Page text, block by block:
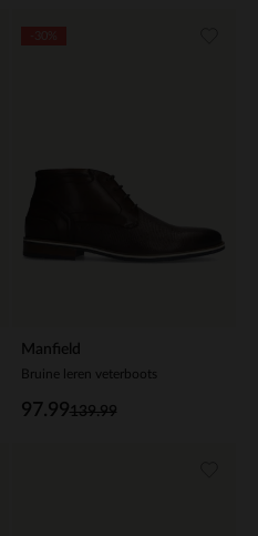
Manfield
Bruine leren veterboots
139.99
97.99